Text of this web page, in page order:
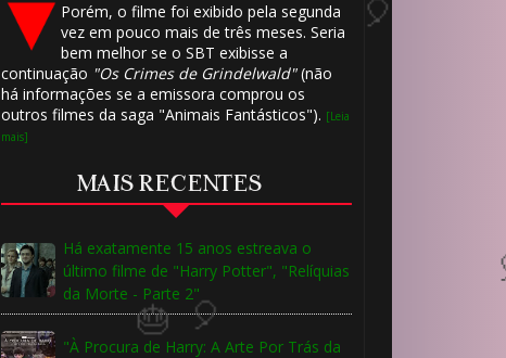
Porém, o filme foi exibido pela segunda
vez em pouco mais de três meses. Seria
bem melhor se o SBT exibisse a
continuação "Os Crimes de Grindelwald"(não
há informações se a emissora comprou os
outros filmes da saga "Animais Fantásticos"). [Leia
mais]
MAIS RECENTES
Há exatamente 15 anos estreava o
último filme de "Harry Potter", "Relíquias
da Morte - Parte 2"
"À Procura de Harry: A Arte Por Trás da
1️⃣ 8️⃣
1️⃣ 8️⃣
🎈